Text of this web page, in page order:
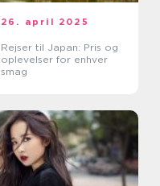
26. april 2025
Rejser til Japan: Pris og
oplevelser for enhver
smag